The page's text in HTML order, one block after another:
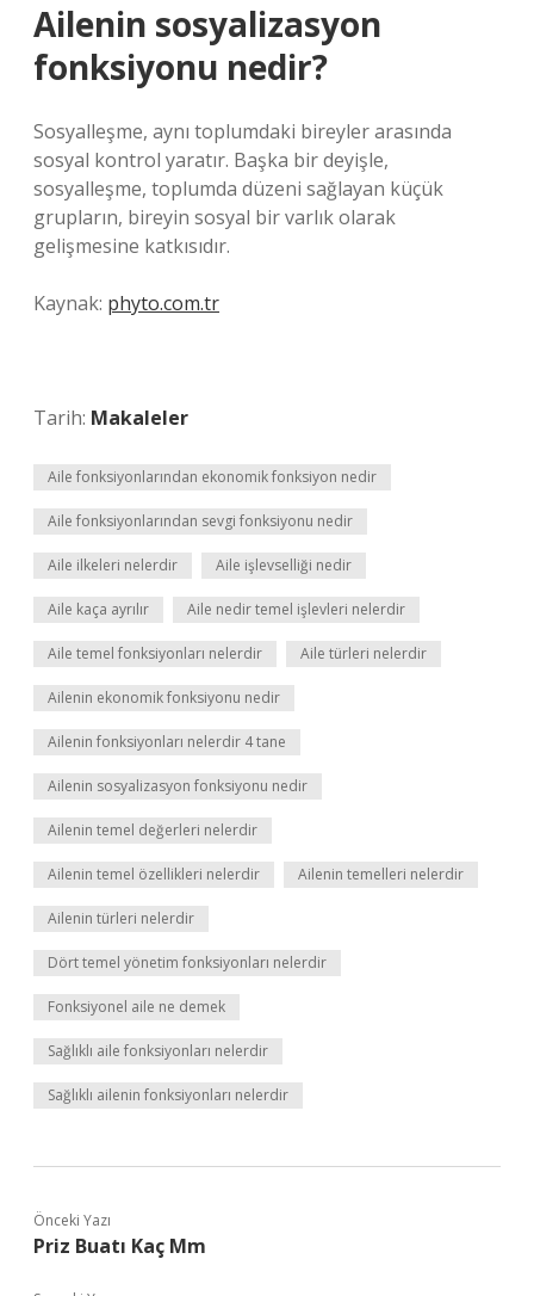
Ailenin sosyalizasyon
fonksiyonu nedir?
Sosyalleşme, aynı toplumdaki bireyler arasında
sosyal kontrol yaratır. Başka bir deyişle,
sosyalleşme, toplumda düzeni sağlayan küçük
grupların, bireyin sosyal bir varlık olarak
gelişmesine katkısıdır.
Kaynak: phyto.com.tr
Tarih: Makaleler
Aile fonksiyonlarından ekonomik fonksiyon nedir
Aile fonksiyonlarından sevgi fonksiyonu nedir
Aile ilkeleri nelerdir Aile işlevselliği nedir
Aile kaça ayrılır Aile nedir temel işlevleri nelerdir
Aile temel fonksiyonları nelerdir Aile türleri nelerdir
Ailenin ekonomik fonksiyonu nedir
Ailenin fonksiyonları nelerdir 4 tane
Ailenin sosyalizasyon fonksiyonu nedir
Ailenin temel değerleri nelerdir
Ailenin temel özellikleri nelerdir Ailenin temelleri nelerdir
Ailenin türleri nelerdir
Dört temel yönetim fonksiyonları nelerdir
Fonksiyonel aile ne demek
Sağlıklı aile fonksiyonları nelerdir
Sağlıklı ailenin fonksiyonları nelerdir
Önceki Yazı
Priz Buatı Kaç Mm